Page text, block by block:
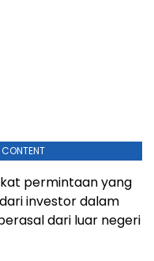
permintaan yang
investor dalam
dari luar negeri